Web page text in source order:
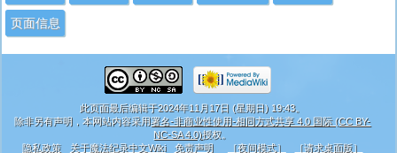
页面信息
此页面最后编辑于2024年11月17日 (星期日) 19:43。
除非另有声明，本网站内容采用署名-非商业性使用-相同方式共享 4.0 国际 (CC BY-
NC-SA 4.0)授权。
隐私政策
关于魔法纪录中文Wiki 免责声明 ［夜间模式］ ［请求桌面版］